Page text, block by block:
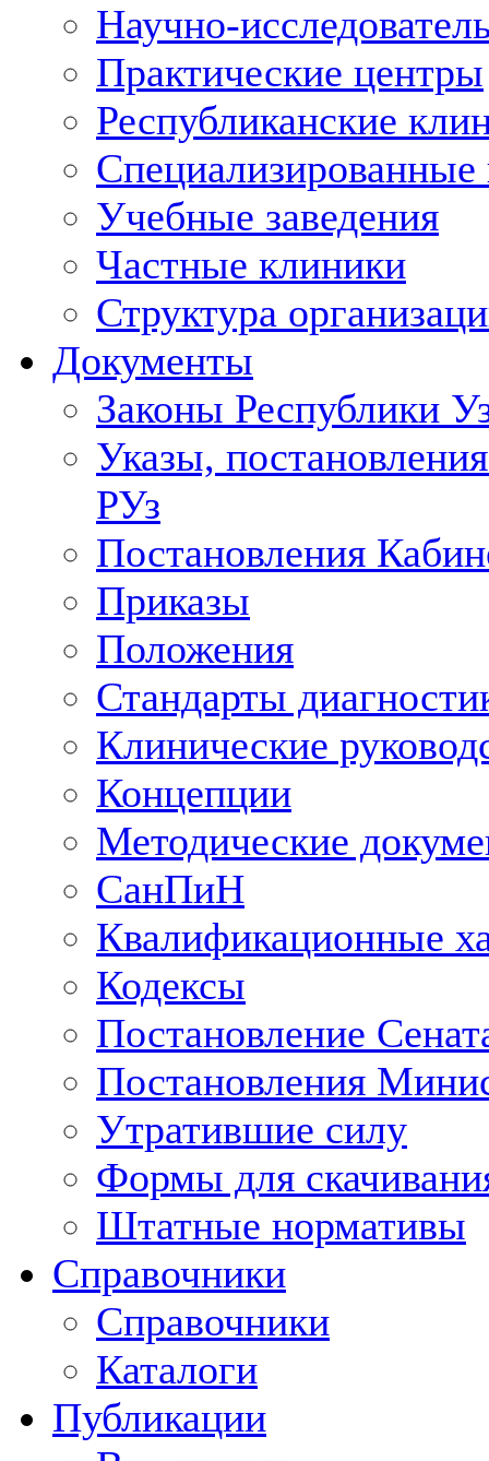
Научно-
Практические центры
Республиканские
Учебные заведения
Частные клиники
Структура
Документы
Законы Республики
Указы,
РУз
Постановления
Приказы
Положения
Стандарты
Клинические
Концепции
Методические
СанПиН
Квалификационные
Кодексы
Постановление
Постановления
Утратившие силу
Формы для
Штатные нормативы
Справочники
Справочники
Каталоги
Публикации